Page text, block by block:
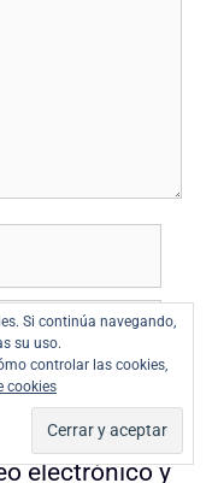
electrónico y
Si continúa navegando,
su uso.
controlar las cookies,
cookies